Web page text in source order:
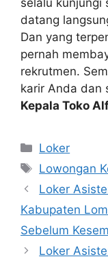
selalu kunjungi
datang
Dan yang
pernah
rekrutmen.
karir Anda dan
Kepala Toko
Kategori
Loker
Tag
Lowongan
Loker
Kabupaten
Sebelum
Loker